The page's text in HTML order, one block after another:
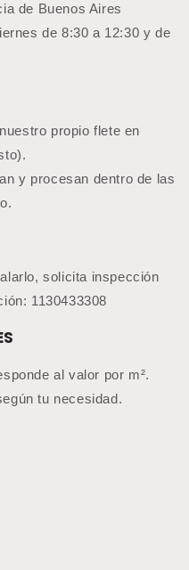
de Buenos Aires
de 8:30 a 12:30 y de
propio flete en
y procesan dentro de las
solicita inspección
1130433308
al valor por m².
tu necesidad.